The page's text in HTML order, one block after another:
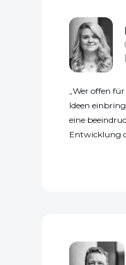
Wer offen für
Ideen
eine
Entwicklung